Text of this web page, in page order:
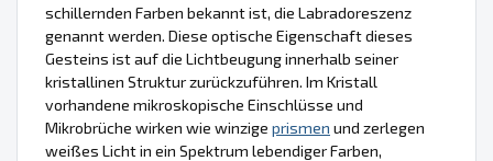
schillernden Farben bekannt ist, die Labradoreszenz
genannt werden. Diese optische Eigenschaft dieses
Gesteins ist auf die Lichtbeugung innerhalb seiner
kristallinen Struktur zurückzuführen. Im Kristall
vorhandene mikroskopische Einschlüsse und
Mikrobrüche wirken wie winzige prismen und zerlegen
weißes Licht in ein Spektrum lebendiger Farben,